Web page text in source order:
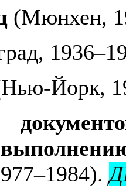
(Мюнхен,
Йорк,